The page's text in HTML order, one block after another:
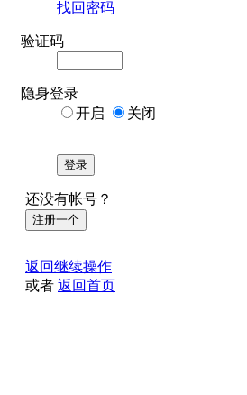
找回密码
验证码
隐身登录
开启
关闭
登录
还没有帐号？
注册一个
返回继续操作
或者 返回首页